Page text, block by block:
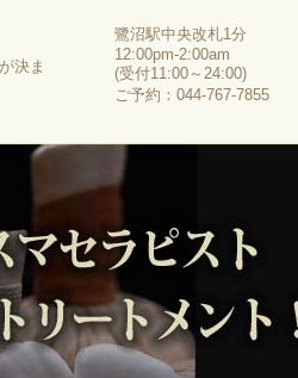
決ま
鷺沼駅中央改札1分
12:00pm-2:00am
(受付11:00～24:00)
ご予約：044-767-7855